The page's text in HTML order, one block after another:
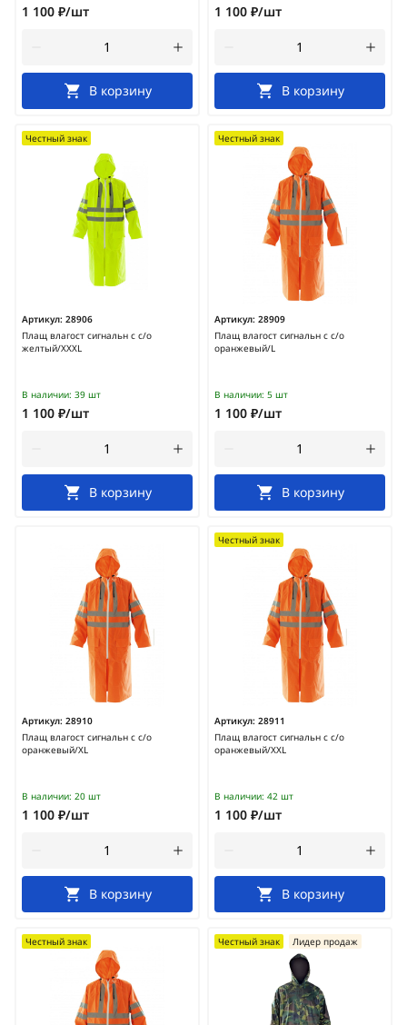
1 100 ₽/шт
В корзину
1 100 ₽/шт
В корзину
Артикул: 28906
Плащ влагост сигнальн с с/о
желтый/XXXL
Честный знак
В наличии: 39 шт
1 100 ₽/шт
В корзину
Артикул: 28909
Плащ влагост сигнальн с с/о
оранжевый/L
Честный знак
В наличии: 5 шт
1 100 ₽/шт
В корзину
Артикул: 28910
Плащ влагост сигнальн с с/о
оранжевый/XL
В наличии: 20 шт
1 100 ₽/шт
В корзину
Артикул: 28911
Плащ влагост сигнальн с с/о
оранжевый/XXL
Честный знак
В наличии: 42 шт
1 100 ₽/шт
В корзину
Честный знак Честный знак Лидер продаж